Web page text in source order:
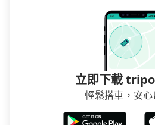
得便宜，但缺點就是多數要匯款
介意多花一點錢省下這些瑣碎的
或者國際Airbnb都值得推薦。
立即下載
輕鬆搭車，安心